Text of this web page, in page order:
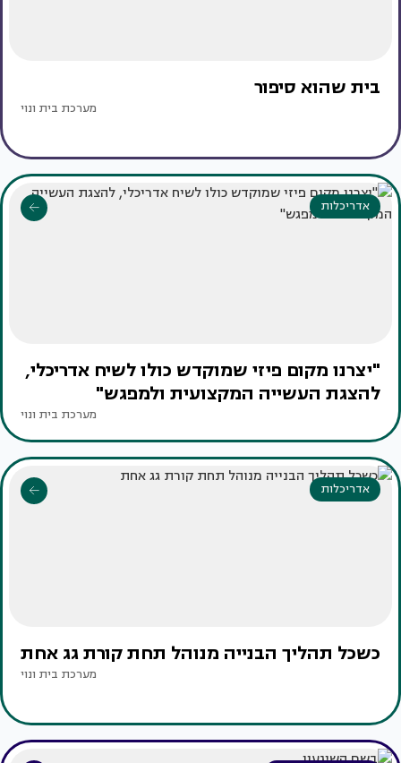
בית שהוא סיפור
מערכת בית ונוי
אדריכלות
"יצרנו מקום פיזי שמוקדש כולו לשיח אדריכלי,
להצגת העשייה המקצועית ולמפגש"
מערכת בית ונוי
אדריכלות
כשכל תהליך הבנייה מנוהל תחת קורת גג אחת
מערכת בית ונוי